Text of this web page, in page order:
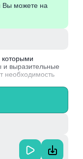
Вы можете на
которыми
и выразительные
необходимость
и